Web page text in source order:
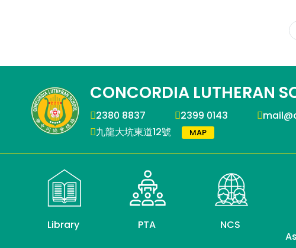
CONCORDIA LUTHERAN
2380 8837 2399 0143
九龍大坑東道12號
MAP
Library PTA NCS